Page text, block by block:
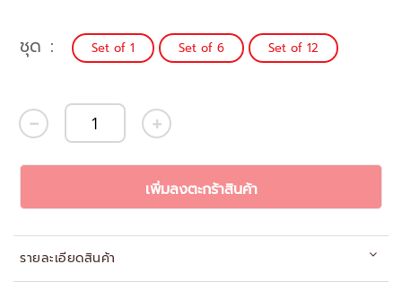
ชุด Set of 1 Set of 6 Set of 12
เพิ่มลงตะกร้าสินค้า
รายละเอียดสินค้า